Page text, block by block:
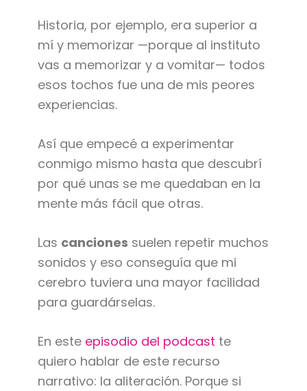
Historia, por ejemplo, era superior a
mí y memorizar —porque al instituto
vas a memorizar y a vomitar— todos
esos tochos fue una de mis peores
experiencias.
Así que empecé a experimentar
conmigo mismo hasta que descubrí
por qué unas se me quedaban en la
mente más fácil que otras.
Las canciones suelen repetir muchos
sonidos y eso conseguía que mi
cerebro tuviera una mayor facilidad
para guardárselas.
En este episodio del podcast te
quiero hablar de este recurso
narrativo: la aliteración. Porque si